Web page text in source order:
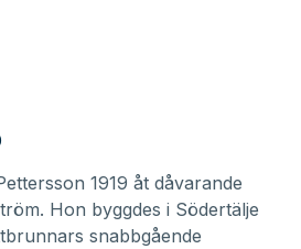
1919 åt dåvarande
Hon byggdes i Södertälje
snabbgående